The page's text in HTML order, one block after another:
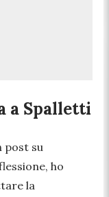
a Spalletti
post su
ho
la